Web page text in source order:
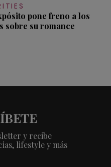
pone freno a los
sobre su romance
y recibe
lifestyle y más